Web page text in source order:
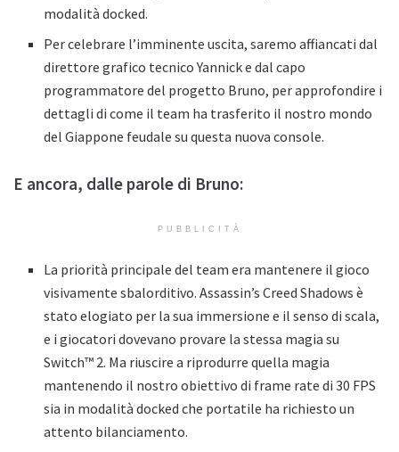
modalità docked.
Per celebrare l’imminente uscita, saremo affiancati dal
direttore grafico tecnico Yannick e dal capo
programmatore del progetto Bruno, per approfondire i
dettagli di come il team ha trasferito il nostro mondo
del Giappone feudale su questa nuova console.
E ancora, dalle parole di Bruno:
PUBBLICITÀ
La priorità principale del team era mantenere il gioco
visivamente sbalorditivo. Assassin’s Creed Shadows è
stato elogiato per la sua immersione e il senso di scala,
e i giocatori dovevano provare la stessa magia su
Switch™ 2. Ma riuscire a riprodurre quella magia
mantenendo il nostro obiettivo di frame rate di 30 FPS
sia in modalità docked che portatile ha richiesto un
attento bilanciamento.